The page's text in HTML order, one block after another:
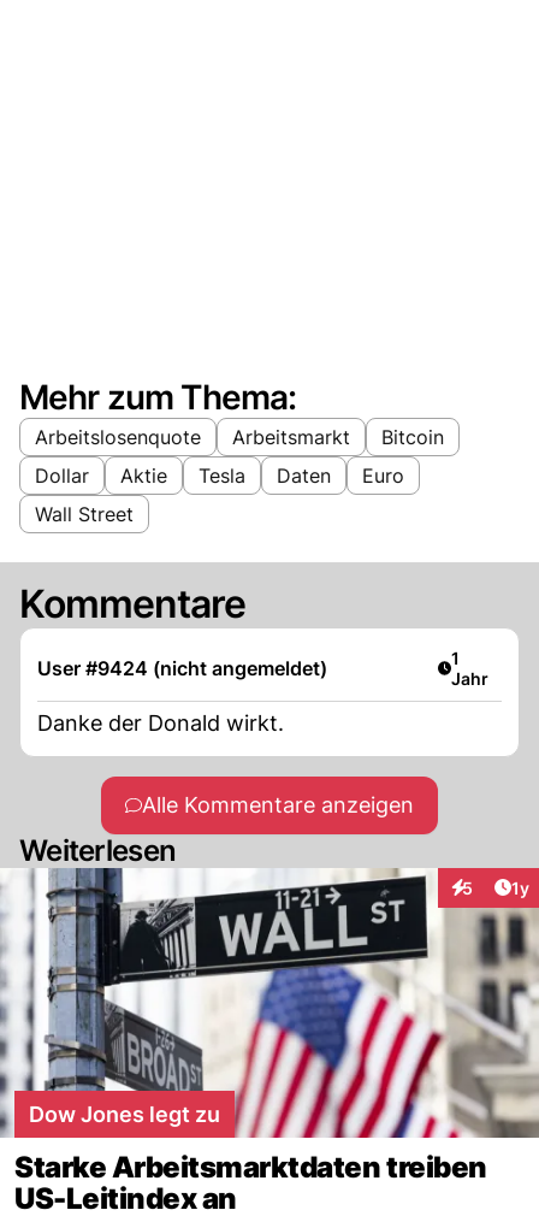
Mehr zum Thema:
Arbeitslosenquote Arbeitsmarkt
Bitcoin
Dollar
Aktie Tesla Daten
Euro
Wall Street
Kommentare
User #9424 (nicht angemeldet) Artikel
1
Jahr
Danke der Donald wirkt.
Alle Kommentare anzeigen
Weiterlesen
5 1y
Dow Jones legt zu
Starke Arbeitsmarktdaten treiben
US-Leitindex an